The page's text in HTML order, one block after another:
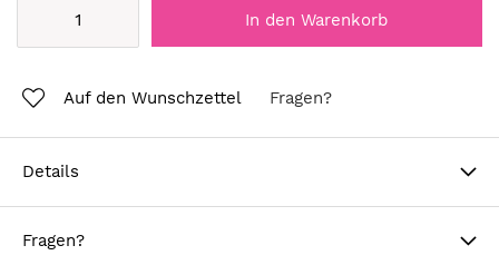
In den Warenkorb
Auf den Wunschzettel Fragen?
Details
Fragen?